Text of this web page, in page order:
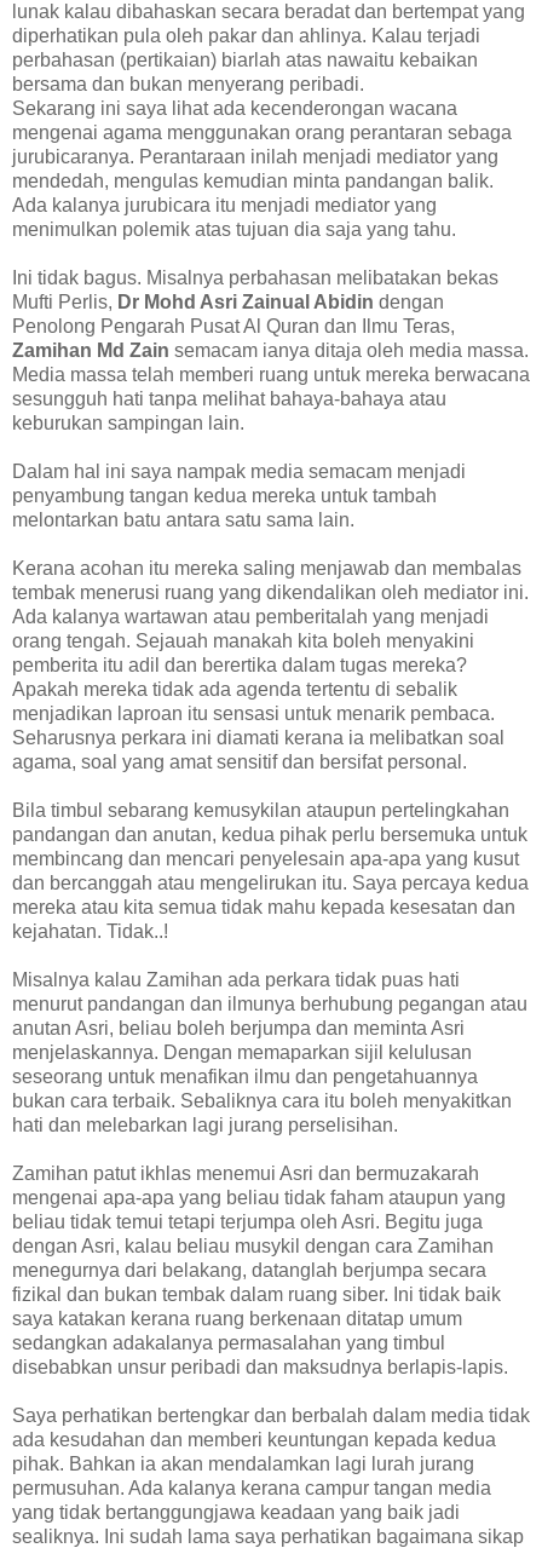
lunak kalau dibahaskan secara beradat dan bertempat yang
diperhatikan pula oleh pakar dan ahlinya. Kalau terjadi
perbahasan (pertikaian) biarlah atas nawaitu kebaikan
bersama dan bukan menyerang peribadi.
Sekarang ini saya lihat ada kecenderongan wacana
mengenai agama menggunakan orang perantaran sebaga
jurubicaranya. Perantaraan inilah menjadi mediator yang
mendedah, mengulas kemudian minta pandangan balik.
Ada kalanya jurubicara itu menjadi mediator yang
menimulkan polemik atas tujuan dia saja yang tahu.
Ini tidak bagus. Misalnya perbahasan melibatakan bekas
Mufti Perlis, Dr Mohd Asri Zainual Abidin dengan
Penolong Pengarah Pusat Al Quran dan Ilmu Teras,
Zamihan Md Zain semacam ianya ditaja oleh media massa.
Media massa telah memberi ruang untuk mereka berwacana
sesungguh hati tanpa melihat bahaya-bahaya atau
keburukan sampingan lain.
Dalam hal ini saya nampak media semacam menjadi
penyambung tangan kedua mereka untuk tambah
melontarkan batu antara satu sama lain.
Kerana acohan itu mereka saling menjawab dan membalas
tembak menerusi ruang yang dikendalikan oleh mediator ini.
Ada kalanya wartawan atau pemberitalah yang menjadi
orang tengah. Sejauah manakah kita boleh menyakini
pemberita itu adil dan berertika dalam tugas mereka?
Apakah mereka tidak ada agenda tertentu di sebalik
menjadikan laproan itu sensasi untuk menarik pembaca.
Seharusnya perkara ini diamati kerana ia melibatkan soal
agama, soal yang amat sensitif dan bersifat personal.
Bila timbul sebarang kemusykilan ataupun pertelingkahan
pandangan dan anutan, kedua pihak perlu bersemuka untuk
membincang dan mencari penyelesain apa-apa yang kusut
dan bercanggah atau mengelirukan itu. Saya percaya kedua
mereka atau kita semua tidak mahu kepada kesesatan dan
kejahatan. Tidak..!
Misalnya kalau Zamihan ada perkara tidak puas hati
menurut pandangan dan ilmunya berhubung pegangan atau
anutan Asri, beliau boleh berjumpa dan meminta Asri
menjelaskannya. Dengan memaparkan sijil kelulusan
seseorang untuk menafikan ilmu dan pengetahuannya
bukan cara terbaik. Sebaliknya cara itu boleh menyakitkan
hati dan melebarkan lagi jurang perselisihan.
Zamihan patut ikhlas menemui Asri dan bermuzakarah
mengenai apa-apa yang beliau tidak faham ataupun yang
beliau tidak temui tetapi terjumpa oleh Asri. Begitu juga
dengan Asri, kalau beliau musykil dengan cara Zamihan
menegurnya dari belakang, datanglah berjumpa secara
fizikal dan bukan tembak dalam ruang siber. Ini tidak baik
saya katakan kerana ruang berkenaan ditatap umum
sedangkan adakalanya permasalahan yang timbul
disebabkan unsur peribadi dan maksudnya berlapis-lapis.
Saya perhatikan bertengkar dan berbalah dalam media tidak
ada kesudahan dan memberi keuntungan kepada kedua
pihak. Bahkan ia akan mendalamkan lagi lurah jurang
permusuhan. Ada kalanya kerana campur tangan media
yang tidak bertanggungjawa keadaan yang baik jadi
sealiknya. Ini sudah lama saya perhatikan bagaimana sikap